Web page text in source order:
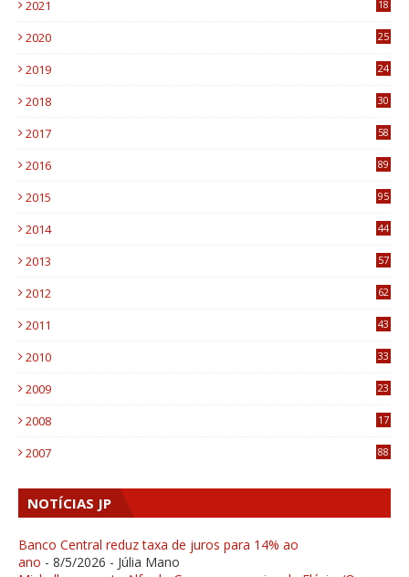
2021
18
2020
25
2019
24
2018
30
2017
58
2016
89
2015
95
2014
44
2013
57
2012
62
2011
43
2010
33
2009
23
2008
17
2007 88
NOTÍCIAS JP
Banco Central reduz taxa de juros para 14% ao
ano - 8/5/2026 - Júlia Mano